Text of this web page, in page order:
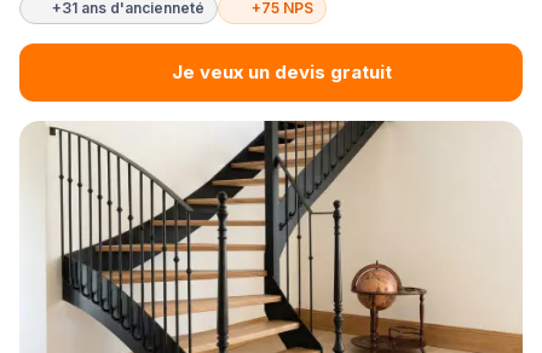
+31 ans d'ancienneté +75 NPS
Je veux un devis gratuit